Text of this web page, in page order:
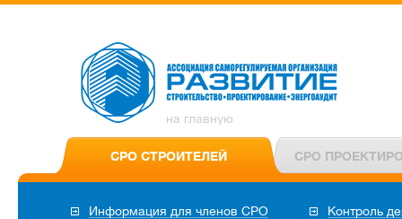
на главную
СРО СТРОИТЕЛЕЙ СРО
Информация для членов СРО
Контроль